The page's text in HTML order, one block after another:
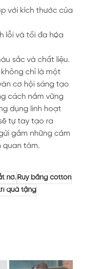
với kích thước của
lỗi và tối đa hóa
sắc và chất liệu.
chỉ là một
cơ hội sáng tạo
cách nắm vững
dụng linh hoạt
tự tay tạo ra
gắm những cảm
quan tâm.
nơ.Ruy băng cotton
quà tặng